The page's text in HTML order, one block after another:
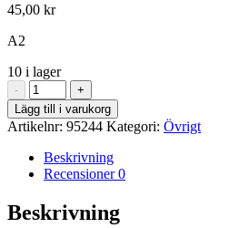
45,00 kr
A2
10 i lager
-
Display
Sleeve
A2
42x60
cm
mängd
+
Lägg till i varukorg
Artikelnr: 95244 Kategori: Övrigt
Beskrivning
Recensioner0
Beskrivning